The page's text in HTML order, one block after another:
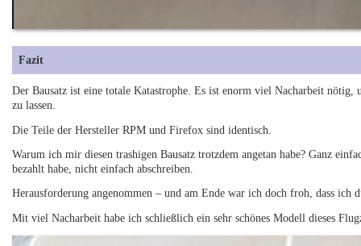
Fazit
Der Bausatz ist eine totale Katastrophe. Es ist enorm viel Nacharbeit nötig,
zu lassen.
Die Teile der Hersteller RPM und Firefox sind identisch.
Warum ich mir diesen trashigen Bausatz trotzdem angetan habe? Ganz
bezahlt habe, nicht einfach abschreiben.
Herausforderung angenommen – und am Ende war ich doch froh, dass ich
Mit viel Nacharbeit habe ich schließlich ein sehr schönes Modell dieses